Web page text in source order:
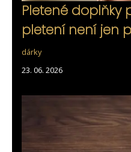
Pletené doplňky
pletení není jen
dárky
23. 06. 2026